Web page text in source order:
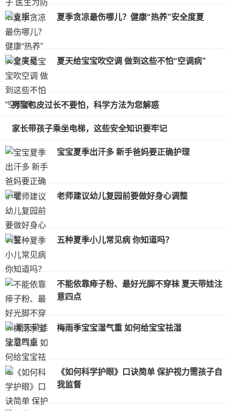
夏季贪凉最伤哪儿？健康“热养”安全度夏
夏天给宝宝吹空调 做到这些不怕“空调病”
男宝包皮过长不要怕，科学方法为您解惑
家长带孩子乘坐电梯，这些安全知识要牢记
宝宝夏季出汗多 新手爸妈要正确护理
老师建议幼儿复园前要做好身心调整
五种夏季小儿常见病 你知道吗？
不能依靠痱子粉、最好光脚不穿袜 夏天带娃注
意四点
梅雨季宝宝湿气重 如何给宝宝祛湿
《如何科学护眼》口诀简单 保护视力需孩子自
我监督